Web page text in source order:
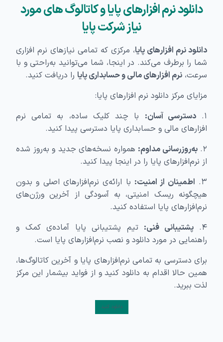
دانلود نرم افزارهای پایا و کاتالوگ های مورد
نیاز شرکت پایا
دانلود نرم‌ افزارهای پایا، مرکزی که تمامی نیازهای نرم‌ افزاری
شما را برطرف می‌کند. در اینجا، شما می‌توانید به‌راحتی و با
سرعت، نرم‌ افزارهای مالی و حسابداری پایا را دریافت کنید.
مزایای مرکز دانلود نرم افزارهای پایا:
۱.
دسترسی آسان: با چند کلیک ساده، به تمامی نرم‌
افزارهای مالی و حسابداری پایا دسترسی پیدا کنید.
۲. به‌روزرسانی مداوم: همواره نسخه‌های جدید و به‌روز شده
از نرم‌افزارهای پایا را در اینجا پیدا کنید.
۳. اطمینان از امنیت: با ارائه‌ی نرم‌افزارهای اصلی و بدون
هیچگونه ریسک امنیتی، به آسودگی از آخرین ورژن‌های
نرم‌افزارهای پایا استفاده کنید.
۴.
پشتیبانی فنی: تیم پشتیبانی پایا آماده‌ی کمک و
راهنمایی در مورد دانلود و نصب نرم‌افزارهای پایا است.
برای دسترسی به تمامی نرم‌افزارهای پایا و آخرین کاتالوگ‌ها،
همین حالا اقدام به دانلود کنید و از فواید بیشمار این مرکز
لذت ببرید.
دانلود کنید